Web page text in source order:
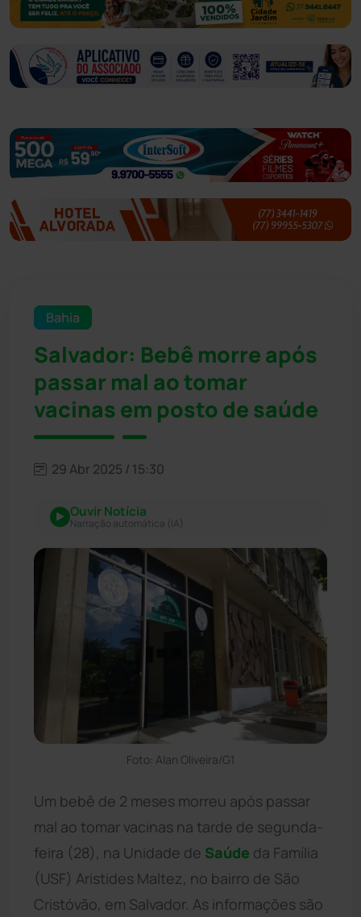
Bahia
Salvador: Bebê morre após
passar mal ao tomar
vacinas em posto de saúde
29 Abr 2025 / 15:30
Ouvir Notícia
Narração automática (IA)
Foto: Alan Oliveira/G1
Um bebê de 2 meses morreu após passar
mal ao tomar vacinas na tarde de segunda-
feira (28), na Unidade de Saúde da Família
(USF) Aristides Maltez, no bairro de São
Cristóvão, em Salvador. As informações são